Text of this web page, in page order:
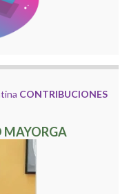
CONTRIBUCIONES
MAYORGA